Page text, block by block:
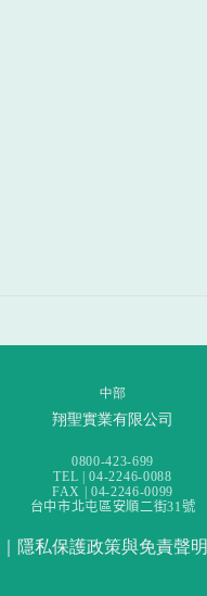
中部
翔聖實業有限公司
0800-423-699
TEL | 04-2246-0088
FAX | 04-2246-0099
台中市北屯區安順二街31號
隱私保護政策與免責聲明